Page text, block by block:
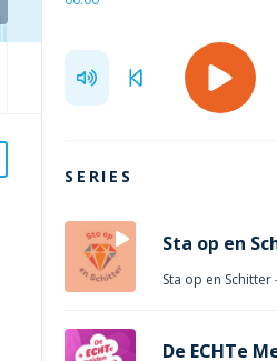
SERIES
Sta op en
Sta op en Schitter